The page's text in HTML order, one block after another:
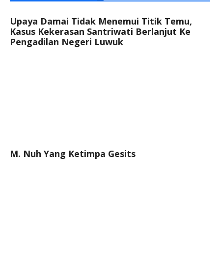
Upaya Damai Tidak Menemui Titik Temu,
Kasus Kekerasan Santriwati Berlanjut Ke
Pengadilan Negeri Luwuk
M. Nuh Yang Ketimpa Gesits